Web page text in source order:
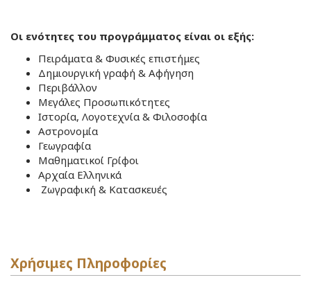
Οι ενότητες του προγράμματος είναι οι εξής:
Πειράματα & Φυσικές επιστήμες
Δημιουργική γραφή & Αφήγηση
Περιβάλλον
Μεγάλες Προσωπικότητες
Ιστορία, Λογοτεχνία & Φιλοσοφία
Αστρονομία
Γεωγραφία
Μαθηματικοί Γρίφοι
Αρχαία Ελληνικά
Ζωγραφική & Κατασκευές
Χρήσιμες Πληροφορίες